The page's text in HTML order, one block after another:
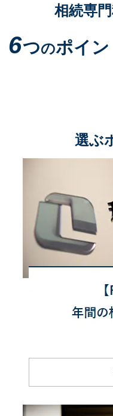
相続専
6つのポイ
選ぶ